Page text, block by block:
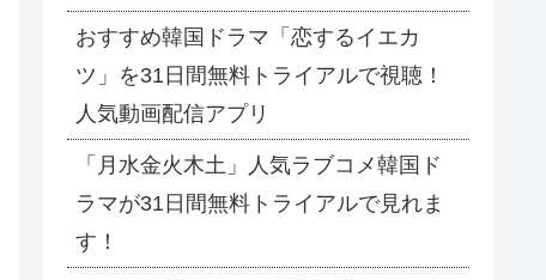
おすすめ韓国ドラマ「恋するイエカ
ツ」を31日間無料トライアルで視聴！
人気動画配信アプリ
「月水金火木土」人気ラブコメ韓国ド
ラマが31日間無料トライアルで見れま
す！